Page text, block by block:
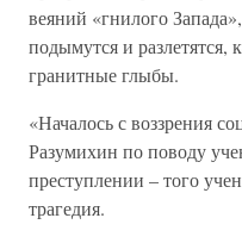
веяний «гнилого
подымутся и разлетятся,
гранитные глыбы.
«Началось с воззрения
Разумихин по поводу
преступлении – того
трагедия.